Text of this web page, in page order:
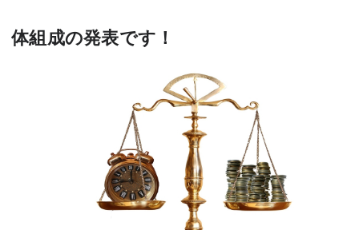
体組成の発表です！